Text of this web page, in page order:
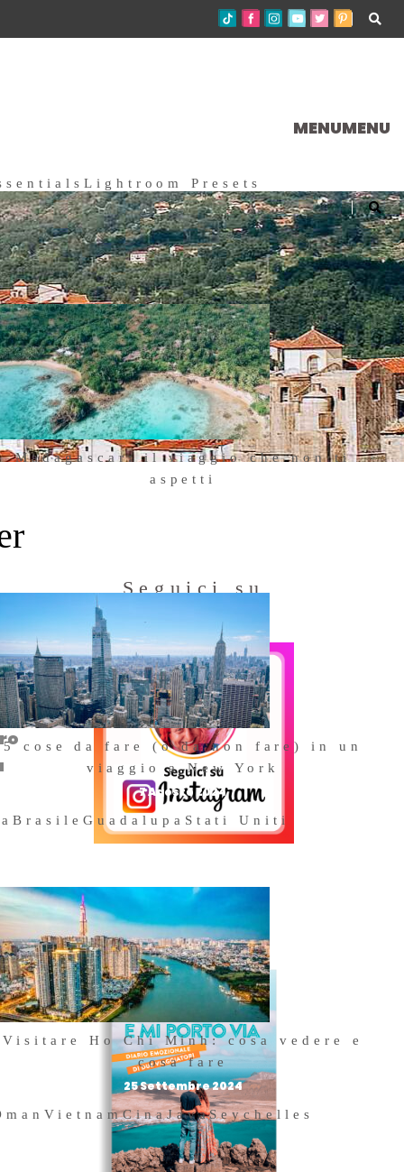
MENUMENU
Lightroom Presets
Madagascar: il viaggio che non ti
aspetti
5 cose da fare (o da non fare) in un
viaggio a New York
7 Agosto 2024
BrasileGuadalupa Stati Uniti
Visitare Ho Chi Minh: cosa vedere e
cosa fare
25 Settembre 2024
VietnamCinaJavaSeychelles
Seguici su
Instagram
Acquista il
nostro libro